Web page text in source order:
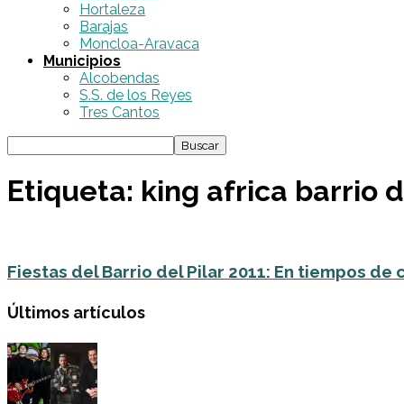
Hortaleza
Barajas
Moncloa-Aravaca
Municipios
Alcobendas
S.S. de los Reyes
Tres Cantos
Etiqueta: king africa barrio
Fiestas del Barrio del Pilar 2011: En tiempos de
Últimos artículos